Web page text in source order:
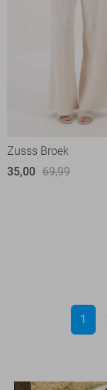
Zusss Broek
35,00 69,99
1